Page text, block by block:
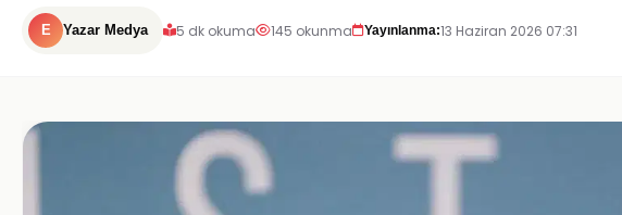
E Yazar Medya 5 dk okuma 145 okunma Yayınlanma:13 Haziran 2026 07:31